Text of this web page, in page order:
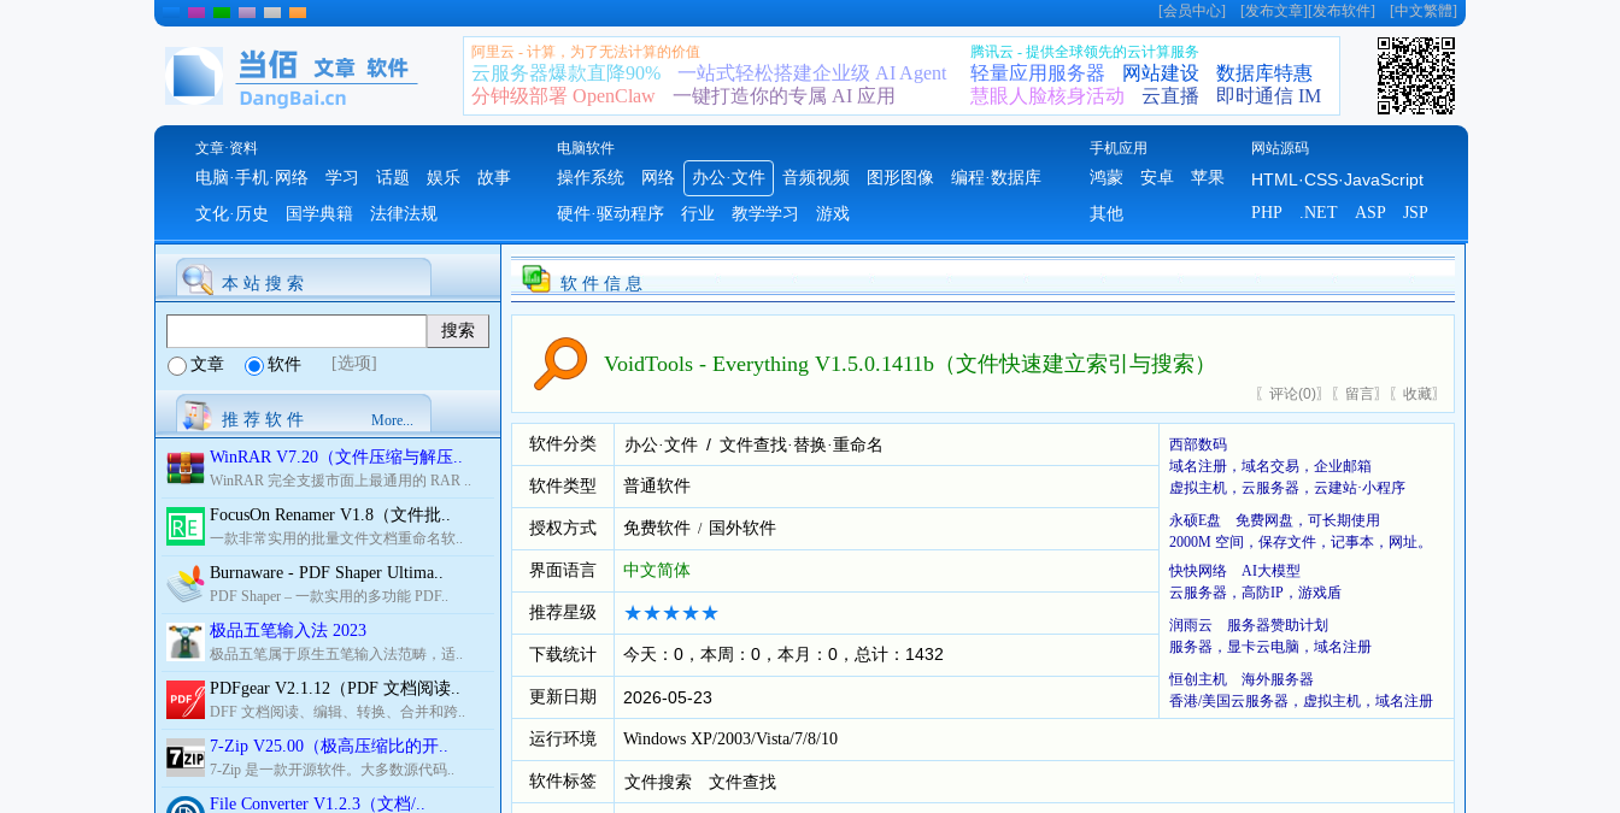
[会员中心] [发布文章][发布软件] [中文繁體]
阿里云 - 计算，为了无法计算的价值
云服务器爆款直降90%
一站式轻松搭建企业级 AI Agent
分钟级部署 OpenClaw
一键打造你的专属 AI 应用
腾讯云 - 提供全球领先的云计算服务
轻量应用服务器 网站建设
数据库特惠
慧眼人脸核身活动
云直播 即时通信 IM
文章·资料 电脑软件 手机应用 网站源码
电脑·手机·网络 学习 话题 娱乐
故事
文化·历史
国学典籍 法律法规
操作系统 网络 办公·文件 音频视频 图形图像
编程·数据库
硬件·驱动程序
行业 教学学习 游戏
鸿蒙 安卓
苹果
其他
HTML·CSS·JavaScript
PHP .NET ASP JSP
本 站 搜 索
文章 软件 [选项]
推 荐 软 件 More...
WinRAR V7.20（文件压缩与解压..
WinRAR 完全支援市面上最通用的 RAR ..
FocusOn Renamer V1.8（文件批..
一款非常实用的批量文件文档重命名软..
Burnaware - PDF Shaper Ultima..
PDF Shaper – 一款实用的多功能 PDF..
极品五笔输入法 2023
极品五笔属于原生五笔输入法范畴，适..
PDFgear V2.1.12（PDF 文档阅读..
DFF 文档阅读、编辑、转换、合并和跨..
7-Zip V25.00（极高压缩比的开..
7-Zip 是一款开源软件。大多数源代码..
File Converter V1.2.3（文档/..
软 件 信 息
VoidTools - Everything V1.5.0.1411b（文件快速建立索引与搜索）
〖 评论(0)〗〖 留言〗〖 收藏〗
软件分类 办公·文件 / 文件查找·替换·重命名
西部数码
域名注册，域名交易，企业邮箱
虚拟主机，云服务器，云建站·小程序
永硕E盘 免费网盘，可长期使用
2000M 空间，保存文件，记事本，网址。
快快网络 AI大模型
云服务器，高防IP，游戏盾
润雨云 服务器赞助计划
服务器，显卡云电脑，域名注册
恒创主机 海外服务器
香港/美国云服务器，虚拟主机，域名注册
软件类型 普通软件
授权方式 免费软件 / 国外软件
界面语言 中文简体
推荐星级
下载统计 今天：0，本周：0，本月：0，总计：1432
更新日期 2026-05-23
运行环境 Windows XP/2003/Vista/7/8/10
软件标签 文件搜索 文件查找